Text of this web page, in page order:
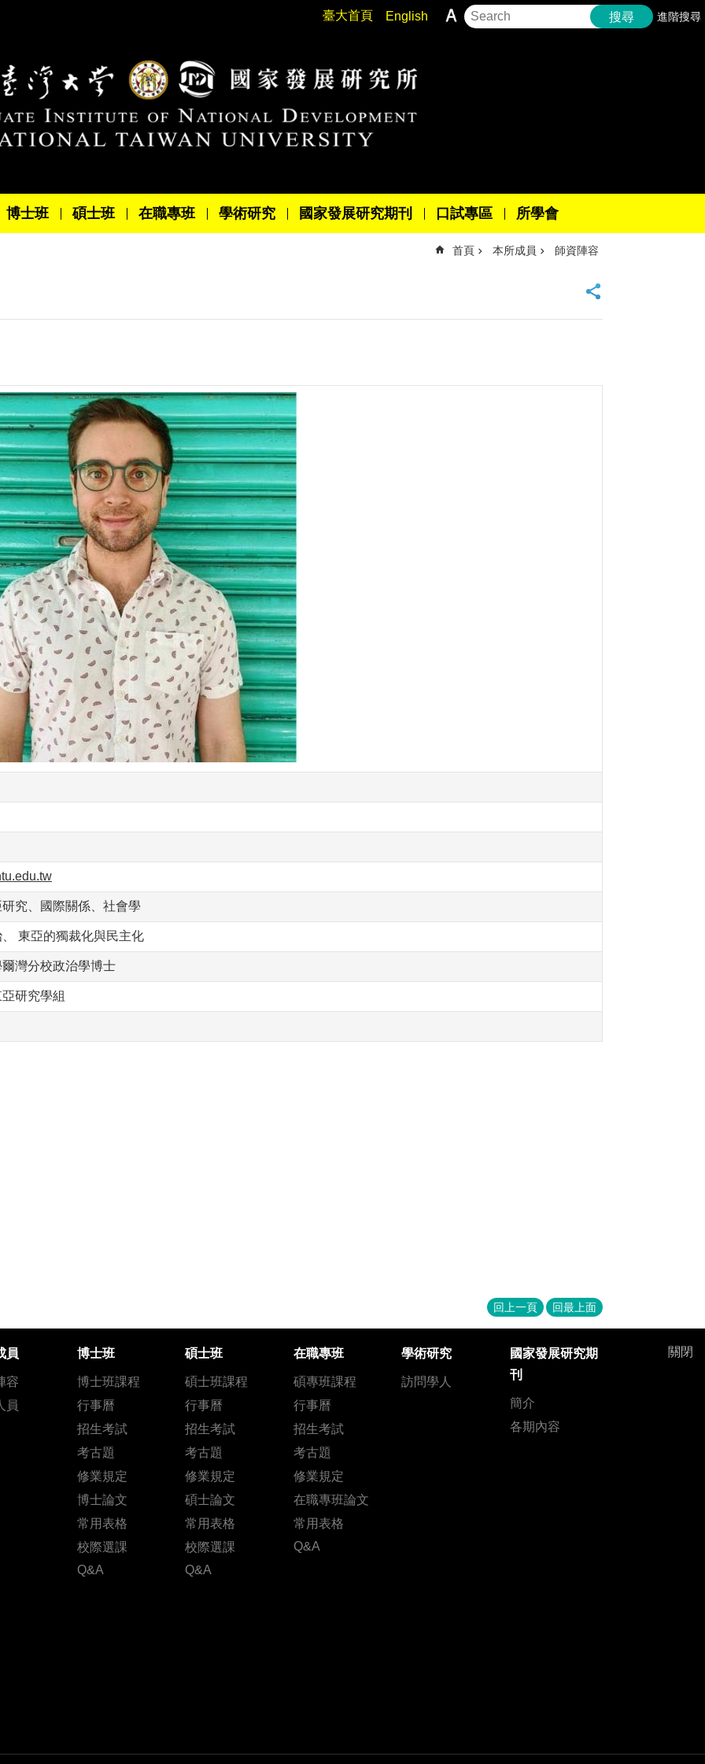
臺大首頁 English 搜尋 進階搜尋
博士班 碩士班 在職專班 學術研究 國家發展研究期刊 口試專區 所學會
首頁 本所成員 師資陣容
究、國際關係、社會學
東亞的獨裁化與民主化
灣分校政治學博士
研究學組
回上一頁 回最上面
關閉
員
容
員
博士班
博士班課程
行事曆
招生考試
考古題
修業規定
博士論文
常用表格
校際選課
Q&A
碩士班
碩士班課程
行事曆
招生考試
考古題
修業規定
碩士論文
常用表格
校際選課
Q&A
在職專班
碩專班課程
行事曆
招生考試
考古題
修業規定
在職專班論文
常用表格
Q&A
學術研究
訪問學人
國家發展研究期
刊
簡介
各期內容